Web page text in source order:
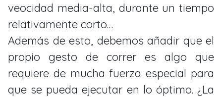
veocidad media-alta, durante un tiempo
relativamente corto…
Además de esto, debemos añadir que el
propio gesto de correr es algo que
requiere de mucha fuerza especial para
que se pueda ejecutar en lo óptimo. ¿La